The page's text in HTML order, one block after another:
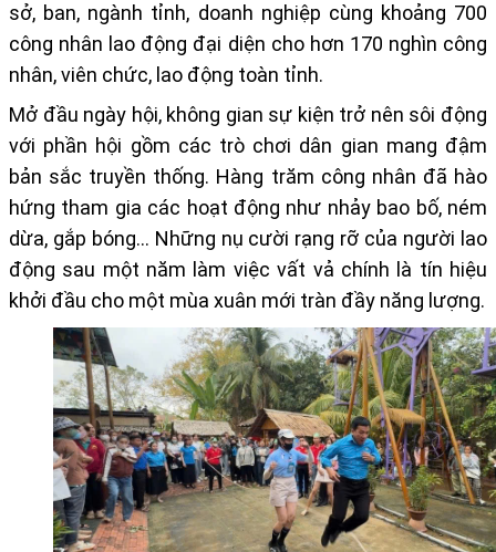
sở, ban, ngành tỉnh, doanh nghiệp cùng khoảng 700
công nhân lao động đại diện cho hơn 170 nghìn công
nhân, viên chức, lao động toàn tỉnh.
Mở đầu ngày hội, không gian sự kiện trở nên sôi động
với phần hội gồm các trò chơi dân gian mang đậm
bản sắc truyền thống. Hàng trăm công nhân đã hào
hứng tham gia các hoạt động như nhảy bao bố, ném
dừa, gắp bóng… Những nụ cười rạng rỡ của người lao
động sau một năm làm việc vất vả chính là tín hiệu
khởi đầu cho một mùa xuân mới tràn đầy năng lượng.